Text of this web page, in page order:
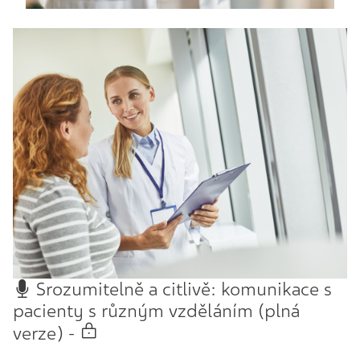
Srozumitelně a citlivě: komunikace s
pacienty s různým vzděláním (plná
verze) -